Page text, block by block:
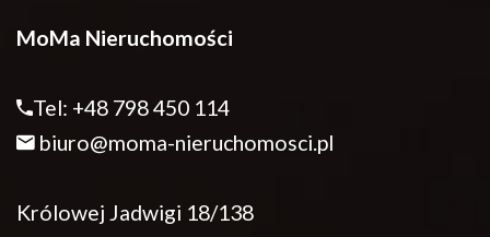
MoMa Nieruchomości
Tel: +48 798 450 114
biuro@moma-nieruchomosci.pl
Królowej Jadwigi 18/138